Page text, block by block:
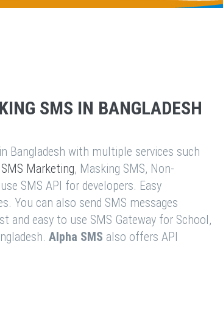
SMS IN BANGLADESH
Bangladesh with multiple services such
SMS Marketing, Masking SMS, Non-
SMS API for developers. Easy
You can also send SMS messages
and easy to use SMS Gateway for School,
Alpha SMS also offers API